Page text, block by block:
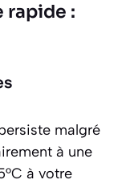
rapide :
malgré
à une
à votre